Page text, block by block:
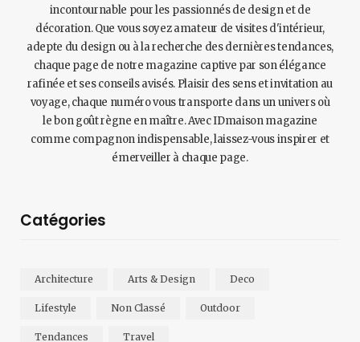
incontournable pour les passionnés de design et de
décoration. Que vous soyez amateur de visites d'intérieur,
adepte du design ou à la recherche des dernières tendances,
chaque page de notre magazine captive par son élégance
rafinée et ses conseils avisés. Plaisir des sens et invitation au
voyage, chaque numéro vous transporte dans un univers où
le bon goût règne en maître. Avec IDmaison magazine
comme compagnon indispensable, laissez-vous inspirer et
émerveiller à chaque page.
Catégories
Architecture Arts & Design Deco
Lifestyle Non Classé Outdoor
Tendances Travel